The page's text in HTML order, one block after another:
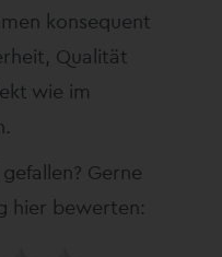
konsequent
Qualität
wie im
Gerne
hier bewerten: